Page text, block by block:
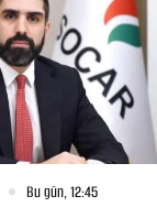
Bu gün, 12:45